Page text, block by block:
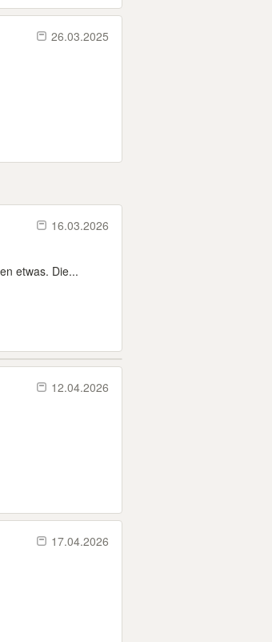
26.03.2025
16.03.2026
etwas. Die...
12.04.2026
17.04.2026